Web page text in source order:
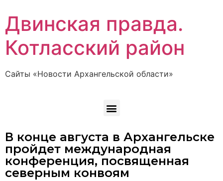
Двинская правда.
Котласский район
Сайты «Новости Архангельской области»
В конце августа в Архангельске
пройдет международная
конференция, посвященная
северным конвоям